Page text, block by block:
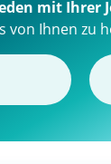
mit Ihrer
von Ihnen zu